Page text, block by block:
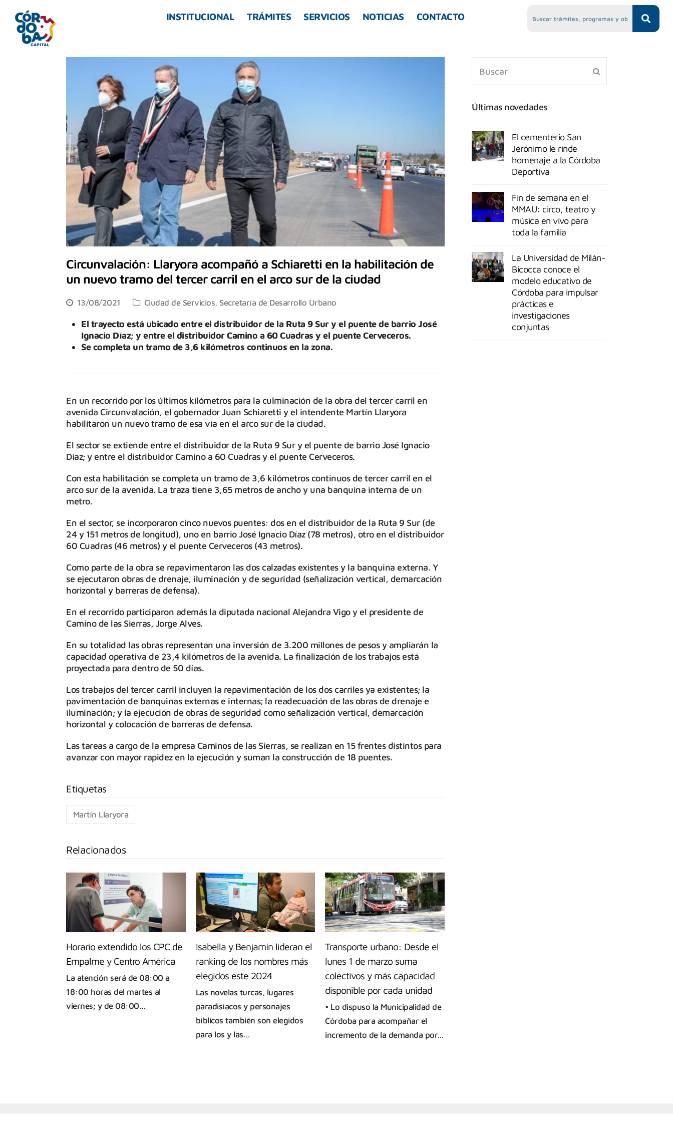
INSTITUCIONAL TRÁMITES SERVICIOS NOTICIAS CONTACTO
Circunvalación: Llaryora acompañó a Schiaretti en la habilitación de
un nuevo tramo del tercer carril en el arco sur de la ciudad
13/08/2021 Ciudad de Servicios, Secretaría de Desarrollo Urbano
El trayecto está ubicado entre el distribuidor de la Ruta 9 Sur y el puente de barrio José
Ignacio Díaz; y entre el distribuidor Camino a 60 Cuadras y el puente Cerveceros.
Se completa un tramo de 3,6 kilómetros continuos en la zona.
En un recorrido por los últimos kilómetros para la culminación de la obra del tercer carril en
avenida Circunvalación, el gobernador Juan Schiaretti y el intendente Martín Llaryora
habilitaron un nuevo tramo de esa vía en el arco sur de la ciudad.
El sector se extiende entre el distribuidor de la Ruta 9 Sur y el puente de barrio José Ignacio
Díaz; y entre el distribuidor Camino a 60 Cuadras y el puente Cerveceros.
Con esta habilitación se completa un tramo de 3,6 kilómetros continuos de tercer carril en el
arco sur de la avenida. La traza tiene 3,65 metros de ancho y una banquina interna de un
metro.
En el sector, se incorporaron cinco nuevos puentes: dos en el distribuidor de la Ruta 9 Sur (de
24 y 151 metros de longitud), uno en barrio José Ignacio Díaz (78 metros), otro en el distribuidor
60 Cuadras (46 metros) y el puente Cerveceros (43 metros).
Como parte de la obra se repavimentaron las dos calzadas existentes y la banquina externa. Y
se ejecutaron obras de drenaje, iluminación y de seguridad (señalización vertical, demarcación
horizontal y barreras de defensa).
En el recorrido participaron además la diputada nacional Alejandra Vigo y el presidente de
Camino de las Sierras, Jorge Alves.
En su totalidad las obras representan una inversión de 3.200 millones de pesos y ampliarán la
capacidad operativa de 23,4 kilómetros de la avenida. La finalización de los trabajos está
proyectada para dentro de 50 días.
Los trabajos del tercer carril incluyen la repavimentación de los dos carriles ya existentes; la
pavimentación de banquinas externas e internas; la readecuación de las obras de drenaje e
iluminación; y la ejecución de obras de seguridad como señalización vertical, demarcación
horizontal y colocación de barreras de defensa.
Las tareas a cargo de la empresa Caminos de las Sierras, se realizan en 15 frentes distintos para
avanzar con mayor rapidez en la ejecución y suman la construcción de 18 puentes.
Martín Llaryora
Relacionados
Horario extendido los CPC de
Empalme y Centro América
La atención será de 08:00 a
18:00 horas del martes al
viernes; y de 08:00…
Isabella y Benjamín lideran el
ranking de los nombres más
elegidos este 2024
Las novelas turcas, lugares
paradisíacos y personajes
bíblicos también son elegidos
para los y las…
Transporte urbano: Desde el
lunes 1 de marzo suma
colectivos y más capacidad
disponible por cada unidad
• Lo dispuso la Municipalidad de
Córdoba para acompañar el
incremento de la demanda por…
Últimas novedades
El cementerio San
Jerónimo le rinde
homenaje a la Córdoba
Deportiva
Fin de semana en el
MMAU: circo, teatro y
música en vivo para
toda la familia
La Universidad de Milán-
Bicocca conoce el
modelo educativo de
Córdoba para impulsar
prácticas e
investigaciones
conjuntas